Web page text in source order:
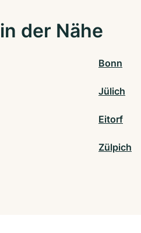
der Nähe
Bonn
Jülich
Eitorf
Zülpich